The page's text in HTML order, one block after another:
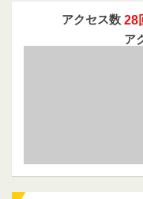
アクセス数 28
ア